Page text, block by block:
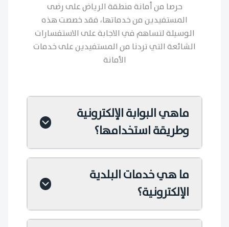
حرصا من أمانة منطقة الرياض على رضى
المستفيدين من خدماتها، فقد خصصت هذه
الوسيلة لتساهم في الاجابة على الاستفسارات
الشائعة التي تردنا من المستفيدين على خدمات
الأمانة
ماهي البوابة الإلكترونية
وطريقة استخدامها؟
ما هي خدمات البلدية
الإلكترونية؟